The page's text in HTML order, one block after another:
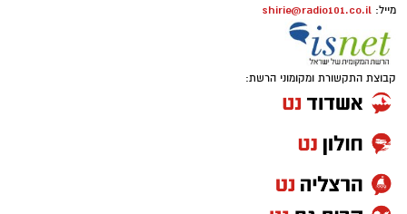
מייל: shirie@radio101.co.il
קבוצת התקשורת ומקומוני הרשת: